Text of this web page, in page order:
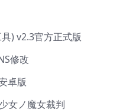
) v2.3官方正式版
修改
卓版
女ノ魔女裁判